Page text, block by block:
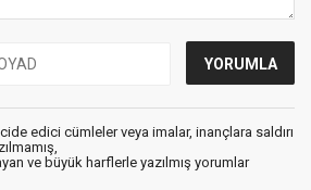
edici cümleler veya imalar, inançlara saldırı
ve büyük harflerle yazılmış yorumlar